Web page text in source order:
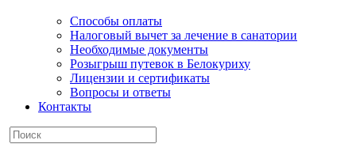
Способы оплаты
Налоговый вычет за лечение в санатории
Необходимые документы
Розыгрыш путевок в Белокуриху
Лицензии и сертификаты
Вопросы и ответы
Контакты